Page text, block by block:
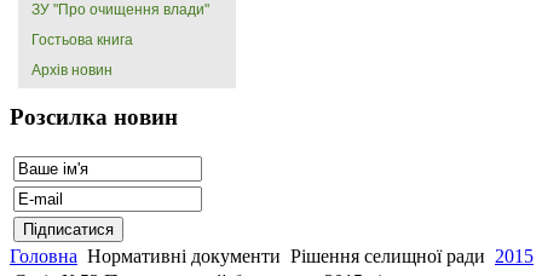
ЗУ "Про очищення влади"
Гостьова книга
Архів новин
Розсилка новин
Головна Нормативні документи Рішення селищної ради 2015